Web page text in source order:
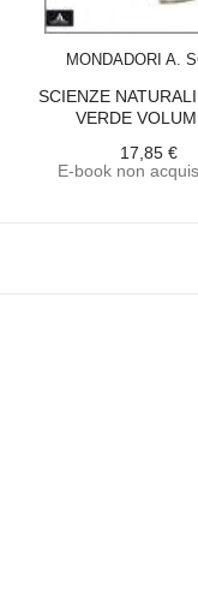
MONDADORI A.
SCIENZE
VERDE
17,85 €
E-book non